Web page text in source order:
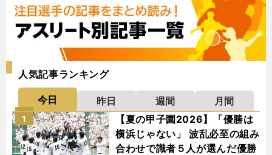
人気記事ランキング
今日 昨日 週間
月間
【夏の甲子園2026】「優勝は
横浜じゃない」 波乱必至の組み
合わせで識者５人が選んだ優勝
1